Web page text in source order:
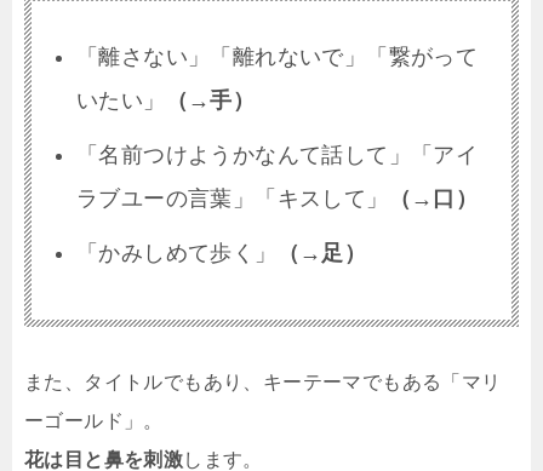
「離さない」「離れないで」「繋がって
いたい」
（→手）
「名前つけようかなんて話して」「アイ
ラブユーの言葉」「キスして」
（→口）
「かみしめて歩く」 （→足）
また、タイトルでもあり、キーテーマでもある「マリ
ーゴールド」。
花は目と鼻を刺激します。